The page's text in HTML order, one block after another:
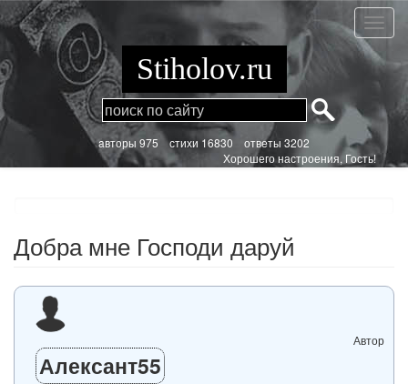
Перейти
к
основному
содержанию
Добра
мне
даруй
Stiholov.ru
aвторы 975стихи 16830 ответы 3202
Хорошего настроения, Гость!
Добра мне Господи даруй
Автор
Алексант55